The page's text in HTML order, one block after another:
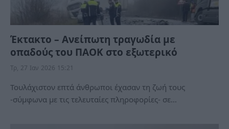
Έκτακτο – Ανείπωτη τραγωδία με
οπαδούς του ΠΑΟΚ στο εξωτερικό
Τρ, 27 Ιαν 2026 15:21
Τουλάχιστον επτά άνθρωποι έχασαν τη ζωή τους
-σύμφωνα με τις τελευταίες πληροφορίες- σε…